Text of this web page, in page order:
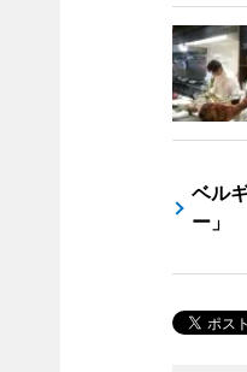
ベル
ー」